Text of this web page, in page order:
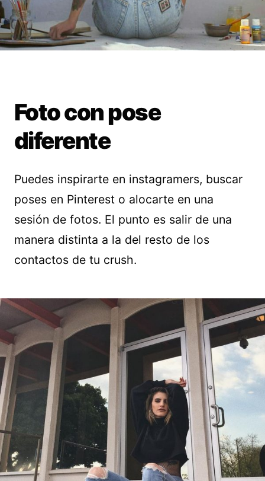
Foto con pose
diferente
Puedes inspirarte en instagramers, buscar
poses en Pinterest o alocarte en una
sesión de fotos. El punto es salir de una
manera distinta a la del resto de los
contactos de tu crush.